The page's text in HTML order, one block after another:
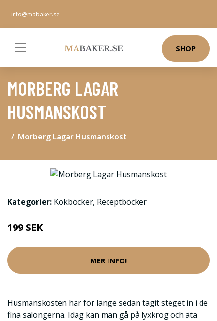
info@mabaker.se
SHOP
MORBERG LAGAR
HUSMANSKOST
Morberg Lagar Husmanskost
Kategorier: Kokböcker, Receptböcker
199 SEK
MER INFO!
Husmanskosten har för länge sedan tagit steget in i de
fina salongerna. Idag kan man gå på lyxkrog och äta